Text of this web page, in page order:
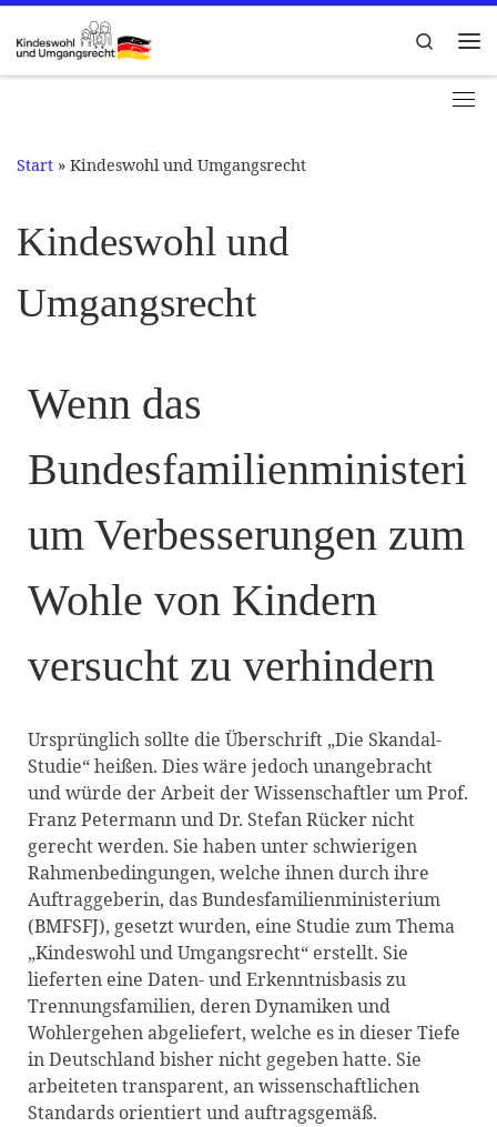
Zum Inhalt springen
Search
Start » Kindeswohl und Umgangsrecht
Kindeswohl und
Umgangsrecht
Wenn das
Bundesfamilienministeri
um Verbesserungen zum
Wohle von Kindern
versucht zu verhindern
Ursprünglich sollte die Überschrift „Die Skandal-
Studie“ heißen. Dies wäre jedoch unangebracht
und würde der Arbeit der Wissenschaftler um Prof.
Franz Petermann und Dr. Stefan Rücker nicht
gerecht werden. Sie haben unter schwierigen
Rahmenbedingungen, welche ihnen durch ihre
Auftraggeberin, das Bundesfamilienministerium
(BMFSFJ), gesetzt wurden, eine Studie zum Thema
„Kindeswohl und Umgangsrecht“ erstellt. Sie
lieferten eine Daten- und Erkenntnisbasis zu
Trennungsfamilien, deren Dynamiken und
Wohlergehen abgeliefert, welche es in dieser Tiefe
in Deutschland bisher nicht gegeben hatte. Sie
arbeiteten transparent, an wissenschaftlichen
Standards orientiert und auftragsgemäß.